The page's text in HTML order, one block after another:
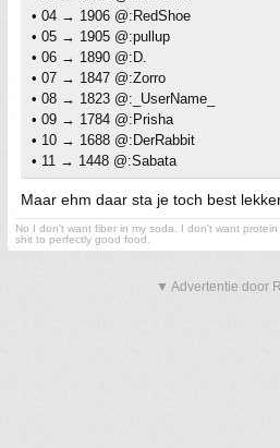
• 04 → 1906 @:RedShoe
• 05 → 1905 @:pullup
• 06 → 1890 @:D.
• 07 → 1847 @:Zorro
• 08 → 1823 @:_UserName_
• 09 → 1784 @:Prisha
• 10 → 1688 @:DerRabbit
• 11 → 1448 @:Sabata
Maar ehm daar sta je toch best
No I don't want fiber in my soda. I don't want
shit to perfectly good food.
▼ Advertentie door